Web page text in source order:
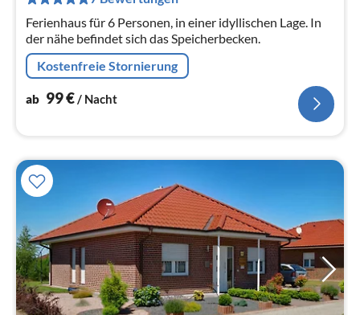
Ferienhaus für 6 Personen, in einer idyllischen Lage. In
der nähe befindet sich das Speicherbecken.
Kostenfreie Stornierung
ab 99€/ Nacht